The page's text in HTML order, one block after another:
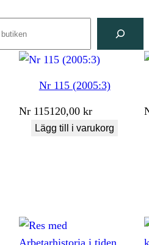
Nr 115 (2005:3)
Nr 115120,00kr
Lägg till i varukorg